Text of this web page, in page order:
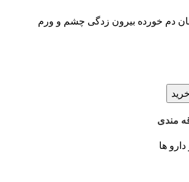
دم خورده بیرون زدگی چشم و ورم
مندی
ها